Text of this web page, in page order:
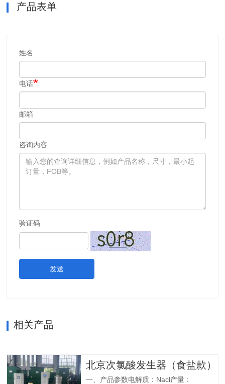
产品表单
姓名
电话
邮箱
咨询内容
验证码
发送
相关产品
北京次氯酸发生器（食盐款）
一、产品参数电解质：Nacl产量：